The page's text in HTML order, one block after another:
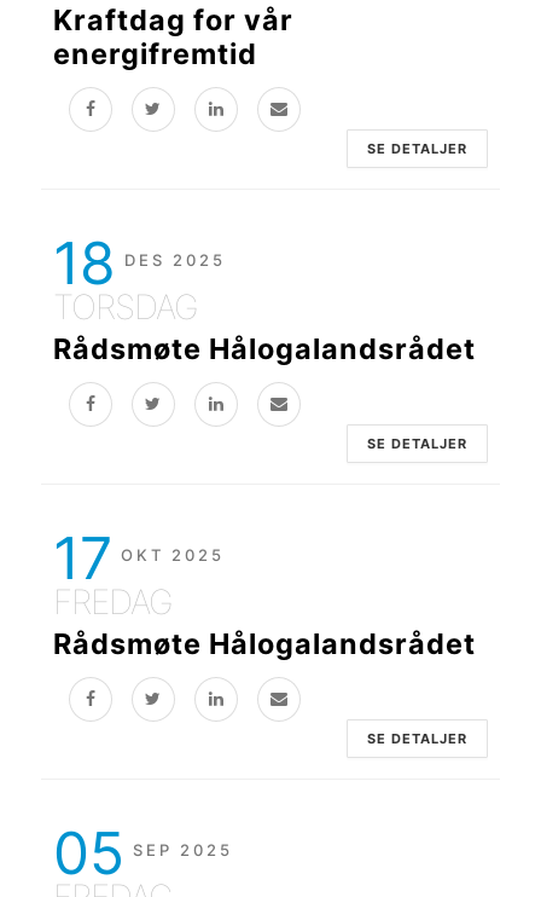
Kraftdag for vår
energifremtid
SE DETALJER
18 DES 2025
TORSDAG
Rådsmøte Hålogalandsrådet
SE DETALJER
17 OKT 2025
FREDAG
Rådsmøte Hålogalandsrådet
SE DETALJER
05 SEP 2025